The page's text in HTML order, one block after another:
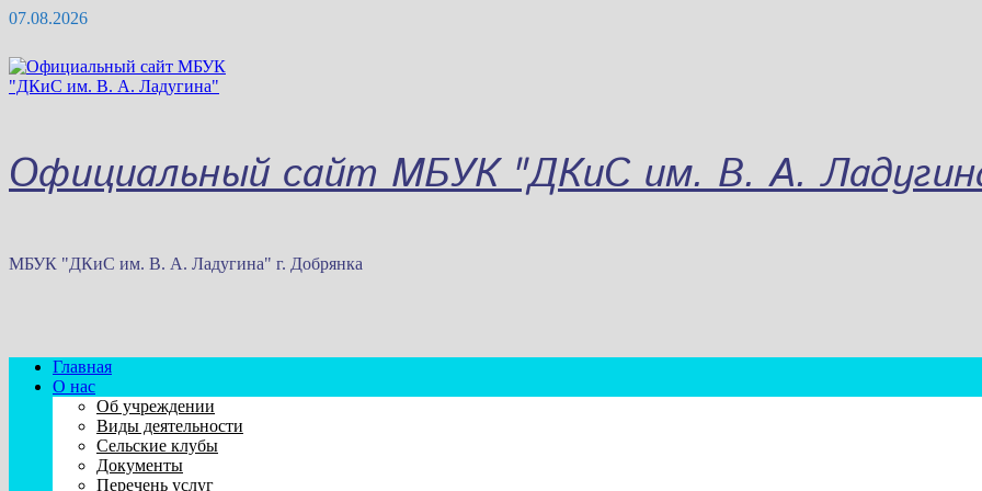
Перейти
содержимому
07.08.2026
Официальный сайт МБУК "ДКиС им. В. А.
МБУК "ДКиС им. В. А. Ладугина" г. Добрянка
Главная
О нас
Об учреждении
Виды деятельности
Сельские клубы
Документы
Перечень услуг